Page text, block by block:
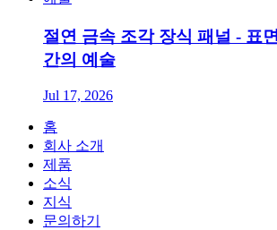
절연 금속 조각 장식 패널 - 표
간의 예술
Jul 17, 2026
홈
회사 소개
제품
소식
지식
문의하기